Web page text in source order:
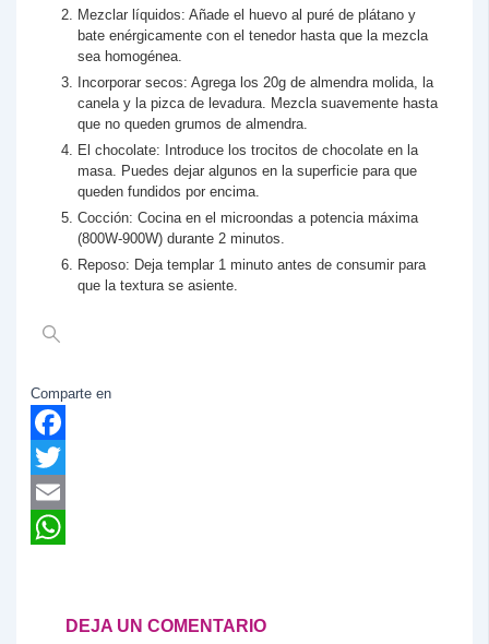
Mezclar líquidos: Añade el huevo al puré de plátano y
bate enérgicamente con el tenedor hasta que la mezcla
sea homogénea.
Incorporar secos: Agrega los 20g de almendra molida, la
canela y la pizca de levadura. Mezcla suavemente hasta
que no queden grumos de almendra.
El chocolate: Introduce los trocitos de chocolate en la
masa. Puedes dejar algunos en la superficie para que
queden fundidos por encima.
Cocción: Cocina en el microondas a potencia máxima
(800W-900W) durante 2 minutos.
Reposo: Deja templar 1 minuto antes de consumir para
que la textura se asiente.
Comparte en
Facebook
Twitter
Email
DEJA UN COMENTARIO